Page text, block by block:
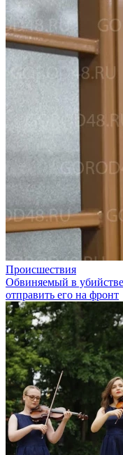
Происшествия
Обвиняемый в
отправить его на фронт